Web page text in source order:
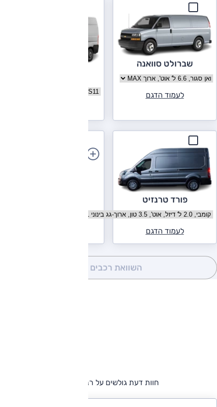
שברולט סוואנה
בחר גרסה שברולט סוואנה
לעמוד הדגם
בחר גרסה פיאט דוקאטו
פורד טרנזיט
בחר גרסה פורד טרנזיט
לעמוד הדגם
השוואת רכבים
חוות דעת גולשים על רנו מאסטר